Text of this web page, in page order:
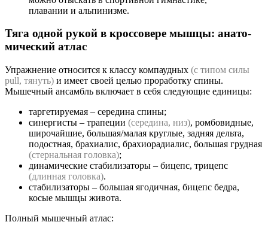
плавании и альпинизме.
Тяга одной рукой в кроссовере мыш­цы: ана­то­
ми­чес­кий ат­лас
Упражнение относится к классу компаудных (с типом силы
pull, тянуть) и имеет своей целью проработку спины.
Мышечный ансамбль включает в себя следующие единицы:
таргетируемая – середина спины;
синергисты – трапеции (середина, низ), ромбовидные,
широчайшие, большая/малая круглые, задняя дельта,
подостная, брахиалис, брахиорадиалис, большая грудная
(стернальная головка);
динамические стабилизаторы – бицепс, трицепс
(длинная головка).
стабилизаторы – большая ягодичная, бицепс бедра,
косые мышцы живота.
Полный мышечный атлас: